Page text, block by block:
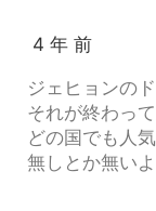
4 年 前
ジェヒョンの
それが終わっ
どの国でも人
無しとか無い